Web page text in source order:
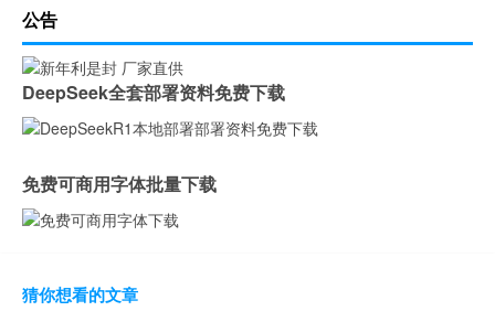
公告
DeepSeek全套部署资料免费下载
免费可商用字体批量下载
猜你想看的文章